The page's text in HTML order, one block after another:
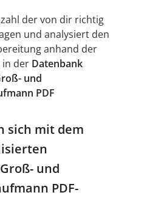
der von dir richtig
und analysiert den
anhand der
in der Datenbank
und
PDF
sich mit dem
und
PDF-